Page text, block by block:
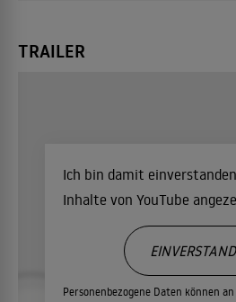
Grenznähe. Unter ihnen ist auch
Kampfgruppe
Tanya wurde zum Kommandeur
Seltsame Freundschaft
Sowohl das Imperium, als auch
TRAILER
Ich bin damit
Inhalte von YouTube
Personenbezogene Daten können